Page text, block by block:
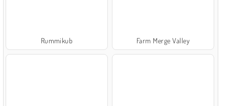
Rummikub Farm Merge Valley